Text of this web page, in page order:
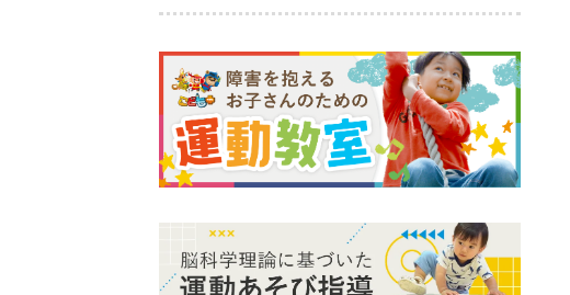
2025年2月
2025年1月
2024年3月
2024年2月
2024年1月
2023年4月
2023年3月
2023年2月
2023年1月
2022年5月
2022年4月
2022年3月
2022年2月
2021年6月
2021年5月
2021年4月
2021年3月
2020年7月
2020年6月
2020年5月
2020年4月
2019年8月
2019年7月
2019年6月
2019年5月
2018年9月
2018年7月
2018年6月
2018年5月
2017年10月
2017年9月
2017年8月
2017年7月
2016年11月
2016年10月
2016年9月
2016年8月